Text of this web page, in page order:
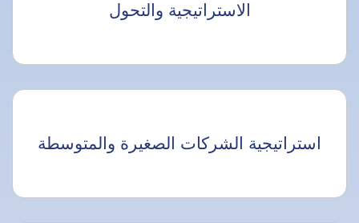
الاستراتيجية والتحول
استراتيجية الشركات الصغيرة والمتوسطة